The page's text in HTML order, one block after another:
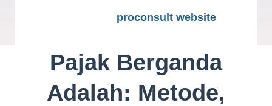
proconsult website
Pajak Berganda
Adalah: Metode,